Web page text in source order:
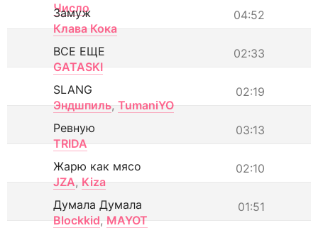
Число
04:52
Замуж
Клава Кока
02:33
ВСЕ ЕЩЕ
GATASKI
02:19
SLANG
Эндшпиль, TumaniYO
03:13
Ревную
TRIDA
02:10
Жарю как мясо
JZA, Kiza
01:51
Думала Думала
Blockkid, MAYOT